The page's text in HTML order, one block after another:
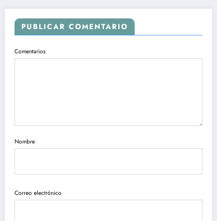
PUBLICAR COMENTARIO
Comentarios
Nombre
Correo electrónico